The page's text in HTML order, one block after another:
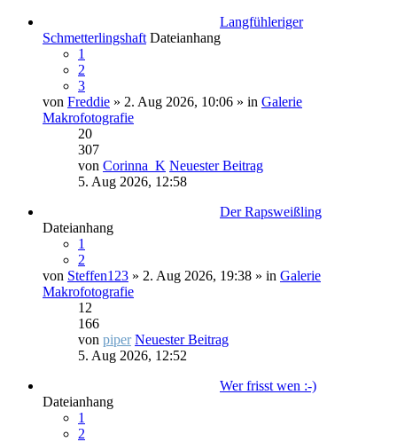
Langfühleriger
Schmetterlingshaft Dateianhang
1
2
3
von Freddie » 2. Aug 2026, 10:06 » in Galerie
Makrofotografie
20
307
von Corinna_K Neuester Beitrag
5. Aug 2026, 12:58
Der Rapsweißling
Dateianhang
1
2
von Steffen123 » 2. Aug 2026, 19:38 » in Galerie
Makrofotografie
12
166
von piper Neuester Beitrag
5. Aug 2026, 12:52
Wer frisst wen :-)
Dateianhang
1
2